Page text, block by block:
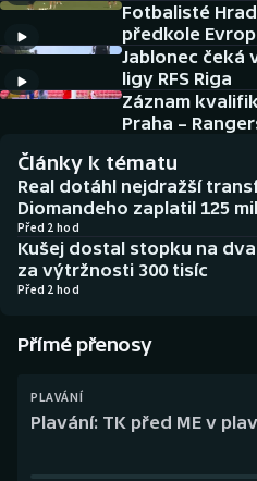
Americký fotbal
Baseball a softbal
Biatlon
Boby a skeleton
Box
Curling
Dostihy
NEPŘEHLÉDNĚTE
Historické návraty
Aplikace ČT sport
AZ kvíz
Fotbalisté
předkole
Jablonec čeká
ligy RFS Riga
Záznam
Praha –
Články k tématu
Real dotáhl nejdražší
Diomandeho zaplatil 125
Před 2 hod
Kušej dostal stopku na
za výtržnosti 300 tisíc
Před 2 hod
Přímé přenosy
PLAVÁNÍ
Plavání: TK před ME v